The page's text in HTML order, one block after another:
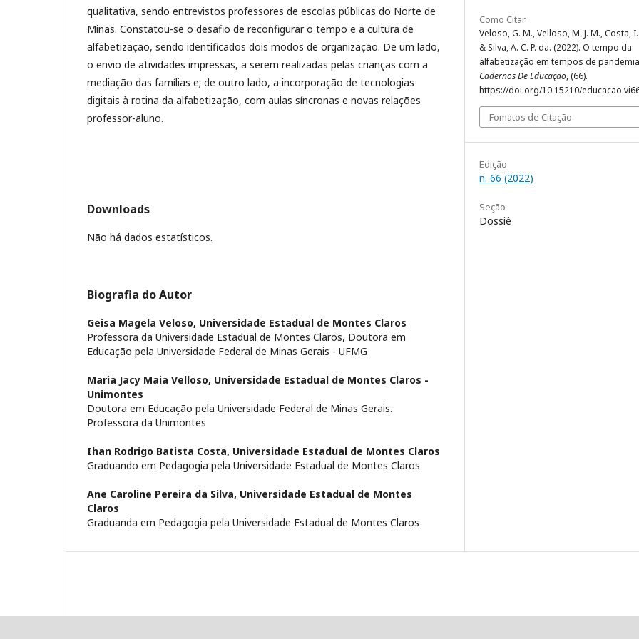
qualitativa, sendo entrevistos professores de escolas públicas do Norte de
Minas. Constatou-se o desafio de reconfigurar o tempo e a cultura de
alfabetização, sendo identificados dois modos de organização. De um lado,
o envio de atividades impressas, a serem realizadas pelas crianças com a
mediação das famílias e; de outro lado, a incorporação de tecnologias
digitais à rotina da alfabetização, com aulas síncronas e novas relações
professor-aluno.
Downloads
Não há dados estatísticos.
Biografia do Autor
Geisa Magela Veloso, Universidade Estadual de Montes Claros
Professora da Universidade Estadual de Montes Claros, Doutora em
Educação pela Universidade Federal de Minas Gerais - UFMG
Maria Jacy Maia Velloso, Universidade Estadual de Montes Claros -
Unimontes
Doutora em Educação pela Universidade Federal de Minas Gerais.
Professora da Unimontes
Ihan Rodrigo Batista Costa, Universidade Estadual de Montes Claros
Graduando em Pedagogia pela Universidade Estadual de Montes Claros
Ane Caroline Pereira da Silva, Universidade Estadual de Montes
Claros
Graduanda em Pedagogia pela Universidade Estadual de Montes Claros
Como Citar
Veloso, G. M., Velloso, M. J. M., Costa, I.
& Silva, A. C. P. da. (2022). O tempo da
alfabetização em tempos de
Cadernos De Educação, (66).
https://doi.org/10.15210/
Fomatos de Citação
Edição
n. 66 (2022)
Seção
Dossiê